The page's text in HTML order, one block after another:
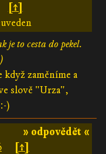
[↑]
je to cesta do pekel.
když zaměníme a
slově "Urza",
)
» odpovědět «
[↑]